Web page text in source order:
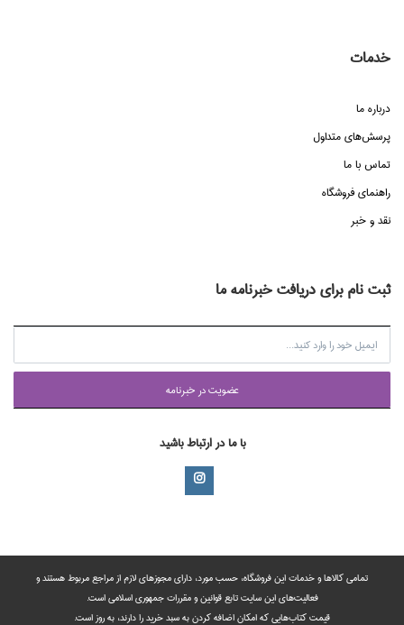
خدمات
درباره ما
پرسش‌هاي متداول
تماس با ما
راهنماي فروشگاه
نقد و خبر
ثبت نام برای دریافت خبرنامه ما
عضويت در خبرنامه
با ما در ارتباط باشید
تمامی‌ کالاها و خدمات این فروشگاه، حسب مورد،‌ دارای مجوزهای لازم از مراجع مربوط هستند ‌و‌‌
فعالیت‌های این سایت تابع قوانین و مقررات جمهوری اسلامی است.
قیمت کتاب‌هایی که امکان اضافه کردن به سبد خرید را دارند،‌ به روز است.